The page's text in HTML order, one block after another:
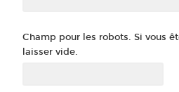
Champ pour les robots. Si vous
laisser vide.